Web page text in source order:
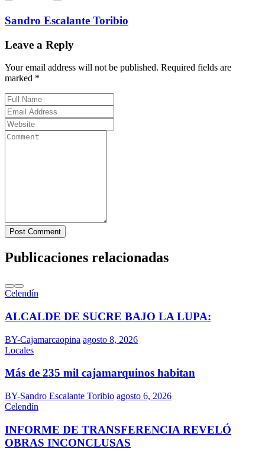
Sandro Escalante Toribio
Leave a Reply
Your email address will not be published. Required fields are
marked *
Post Comment
Publicaciones relacionadas
Celendín
ALCALDE DE SUCRE BAJO LA LUPA:
BY-Cajamarcaopina agosto 8, 2026
Locales
Más de 235 mil cajamarquinos habitan
BY-Sandro Escalante Toribio agosto 6, 2026
Celendín
INFORME DE TRANSFERENCIA REVELÓ
OBRAS INCONCLUSAS